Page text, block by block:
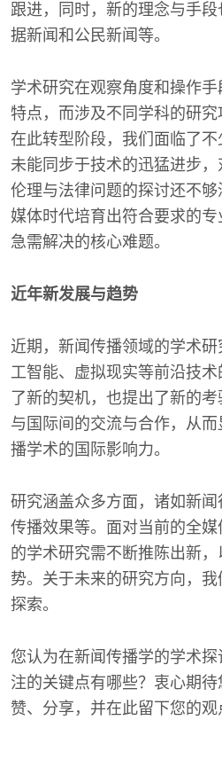
跟进，同时，新的理念与手
据新闻和公民新闻等。
学术研究在观察角度和操作
特点，而涉及不同学科的研
在此转型阶段，我们面临了
未能同步于技术的迅猛进步
伦理与法律问题的探讨还不
媒体时代培育出符合要求的
急需解决的核心难题。
近年新发展与趋势
近期，新闻传播领域的学术
工智能、虚拟现实等前沿技
了新的契机，也提出了新的
与国际间的交流与合作，从
播学术的国际影响力。
研究涵盖众多方面，诸如新
传播效果等。面对当前的全
的学术研究需不断推陈出新
势。关于未来的研究方向，
探索。
您认为在新闻传播学的学术
注的关键点有哪些？衷心期
赞、分享，并在此留下您的观